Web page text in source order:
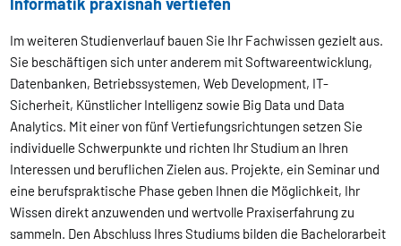
Im weiteren Studienverlauf bauen Sie Ihr Fachwissen gezielt aus.
Sie beschäftigen sich unter anderem mit Softwareentwicklung,
Datenbanken, Betriebssystemen, Web Development, IT-
Sicherheit, Künstlicher Intelligenz sowie Big Data und Data
Analytics. Mit einer von fünf Vertiefungsrichtungen setzen Sie
individuelle Schwerpunkte und richten Ihr Studium an Ihren
Interessen und beruflichen Zielen aus. Projekte, ein Seminar und
eine berufspraktische Phase geben Ihnen die Möglichkeit, Ihr
Wissen direkt anzuwenden und wertvolle Praxiserfahrung zu
sammeln. Den Abschluss Ihres Studiums bilden die Bachelorarbeit